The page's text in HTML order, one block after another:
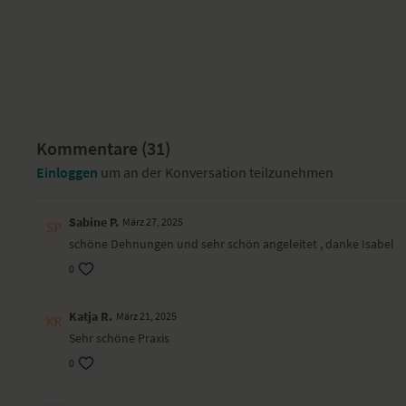
Kommentare (31)
Einloggen um an der Konversation teilzunehmen
Sabine P. März 27, 2025
schöne Dehnungen und sehr schön angeleitet , danke Isabel
0
Katja R. März 21, 2025
Sehr schöne Praxis
0